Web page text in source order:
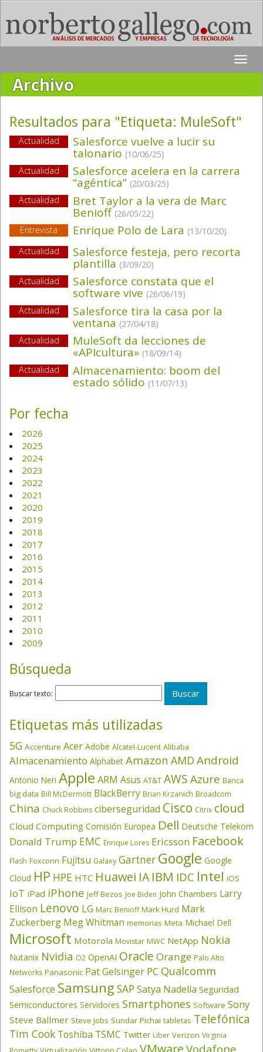
Toggle
Archivo
Resultados para "Etiqueta: MuleSoft"
Actualidad Salesforce vuelve a lucir su
talonario (10/06/25)
Actualidad
Salesforce acelera en la carrera
“agéntica” (20/03/25)
Actualidad
Bret Taylor a la vera de Marc
Benioff(26/05/22)
Entrevista
Enrique Polo de Lara (13/10/20)
Actualidad
Salesforce festeja, pero recorta
plantilla (3/09/20)
Actualidad
Salesforce constata que el
software vive (26/06/19)
Actualidad
Salesforce tira la casa por la
ventana (27/04/18)
Actualidad
MuleSoft da lecciones de
«APIcultura» (18/09/14)
Actualidad
Almacenamiento: boom del
estado sólido (11/07/13)
Por fecha
2026
2025
2024
2023
2022
2021
2020
2019
2018
2017
2016
2015
2014
2013
2012
2011
2010
2009
Búsqueda
Buscar texto:
Etiquetas más utilizadas
5G Accenture Acer Adobe Alcatel-Lucent Alibaba
Almacenamiento Alphabet Amazon AMD Android
Antonio Neri Apple ARM Asus AT&T AWSAzure Banca
big data Bill McDermott BlackBerry Brian Krzanich Broadcom
China Chuck Robbins ciberseguridad Cisco Citrix cloud
Cloud Computing Comisión Europea Dell Deutsche Telekom
Donald Trump EMC Enrique Lores Ericsson Facebook
Flash Foxconn Fujitsu Galaxy Gartner Google Google
Cloud HP HPE HTC Huawei IA IBM IDC Intel iOS
IoT iPad iPhone Jeff Bezos Joe Biden John Chambers Larry
Ellison Lenovo LG Marc Benioff Mark Hurd Mark
Zuckerberg Meg Whitman memorias Meta Michael Dell
Microsoft Motorola Movistar MWC NetApp Nokia
Nutanix Nvidia O2 OpenAI Oracle Orange Palo Alto
Networks Panasonic Pat Gelsinger PC Qualcomm
Salesforce Samsung SAP Satya Nadella Seguridad
Semiconductores Servidores Smartphones Software Sony
Steve Ballmer Steve Jobs Sundar Pichai tabletas Telefónica
Tim Cook Toshiba TSMC Twitter Uber Verizon Virginia
VMwareVodafone